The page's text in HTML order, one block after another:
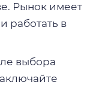
Рынок имеет
работать в
выбора